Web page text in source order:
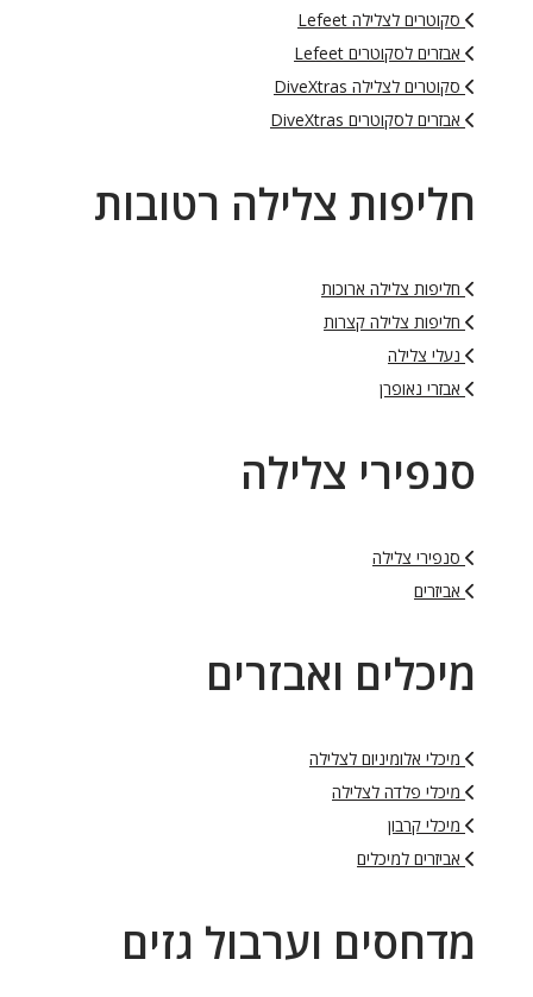
סקוטרים לצלילה Lefeet
אבזרים לסקוטרים Lefeet
סקוטרים לצלילה DiveXtras
אבזרים לסקוטרים DiveXtras
חליפות צלילה רטובות
חליפות צלילה ארוכות
חליפות צלילה קצרות
נעלי צלילה
אבזרי נאופרן
סנפירי צלילה
סנפירי צלילה
אביזרים
מיכלים ואבזרים
מיכלי אלומיניום לצלילה
מיכלי פלדה לצלילה
מיכלי קרבון
אביזרים למיכלים
מדחסים וערבול גזים